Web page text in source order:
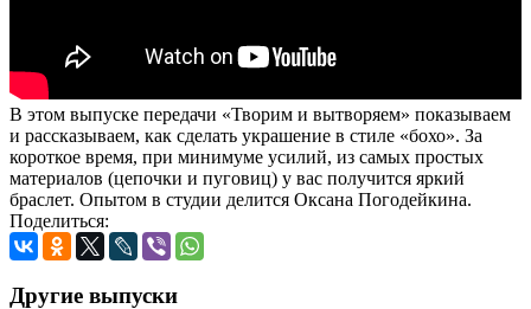
В этом выпуске передачи «Творим и вытворяем» показываем
и рассказываем, как сделать украшение в стиле «бохо». За
короткое время, при минимуме усилий, из самых простых
материалов (цепочки и пуговиц) у вас получится яркий
браслет. Опытом в студии делится Оксана Погодейкина.
Поделиться:
Другие выпуски